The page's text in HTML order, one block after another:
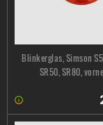
Blinkerglas, Simson
SR50, SR80,